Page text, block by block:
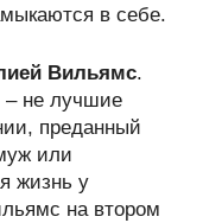
в себе.
Вильямс.
не лучшие
преданный
или
жизнь у
на втором